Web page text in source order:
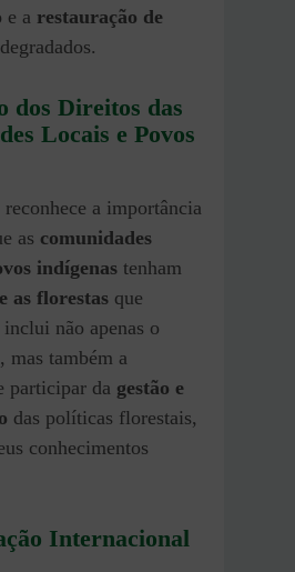
e a restauração de
degradados.
dos Direitos das
Locais e Povos
a importância
as comunidades
indígenas tenham
as florestas que
não apenas o
mas também a
participar da gestão e
das políticas florestais,
conhecimentos
Internacional